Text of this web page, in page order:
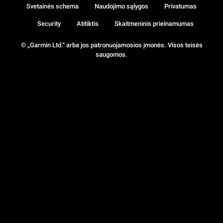
© „Garmin Ltd.“ arba jos patronuojamosios įmonės. Visos teisės
saugomos.
Svetainės schema Naudojimo sąlygos Privatumas
Security Atitiktis Skaitmeninis prieinamumas